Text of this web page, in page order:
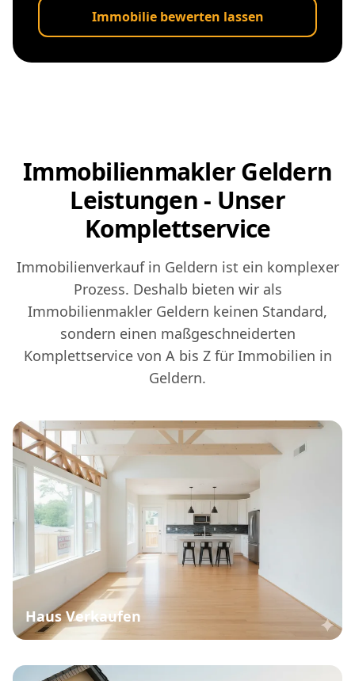
Immobilie bewerten lassen
Immobilienmakler Geldern
Leistungen - Unser
Komplettservice
Immobilienverkauf in Geldern ist ein komplexer
Prozess. Deshalb bieten wir als
Immobilienmakler Geldern keinen Standard,
sondern einen maßgeschneiderten
Komplettservice von A bis Z für Immobilien in
Geldern.
Haus Verkaufen